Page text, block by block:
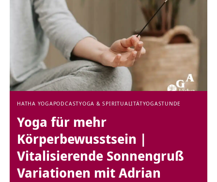
HATHA YOGAPODCASTYOGA & SPIRITUALITÄTYOGASTUNDE
Yoga für mehr
Körperbewusstsein |
Vitalisierende Sonnengruß
Variationen mit Adrian